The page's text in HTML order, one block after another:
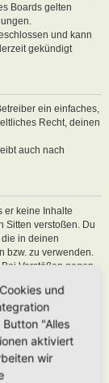
Boards gelten
und kann
gekündigt
ein einfaches,
Recht, deinen
auch nach
er keine Inhalte
Sitten verstoßen. Du
in deinen
bzw. zu verwenden.
Verstößen gegen
oder
und dir ein
für die
erstellt hat oder die
dem Betreiber, dein
löschen oder zu
und
"Alles
aktiviert
wir